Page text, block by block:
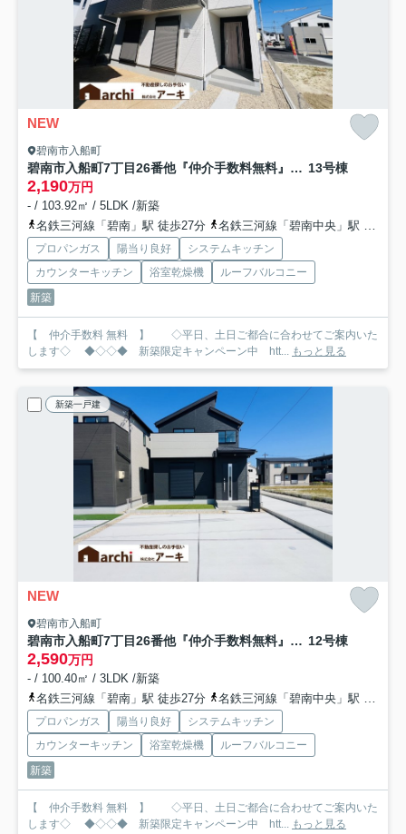
NEW
碧南市入船町
碧南市入船町7丁目26番他『仲介手数料無料』新築一戸建て・建売 13号棟
2,190万円
- / 103.92㎡ / 5LDK /新築
名鉄三河線「碧南」駅 徒歩27分
名鉄三河線「碧南中央」駅 徒歩47分
プロパンガス 陽当り良好
システムキッチン
カウンターキッチン
浴室乾燥機
ルーフバルコニー
新築
【 仲介手数料 無料 】 ◇平日、土日ご都合に合わせてご案内いた
します◇ ◆◇◇◆ 新築限定キャンペーン中 htt... もっと見る
新築一戸建
NEW
碧南市入船町
碧南市入船町7丁目26番他『仲介手数料無料』新築一戸建て・建売 12号棟
2,590万円
- / 100.40㎡ / 3LDK /新築
名鉄三河線「碧南」駅 徒歩27分
名鉄三河線「碧南中央」駅 徒歩47分
プロパンガス 陽当り良好
システムキッチン
カウンターキッチン
浴室乾燥機
ルーフバルコニー
新築
【 仲介手数料 無料 】 ◇平日、土日ご都合に合わせてご案内いた
します◇ ◆◇◇◆ 新築限定キャンペーン中 htt... もっと見る